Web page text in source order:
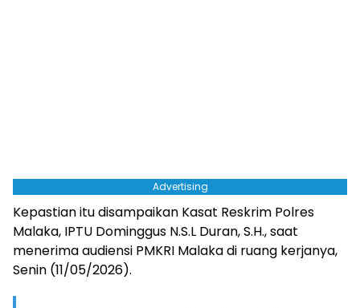
Advertising
Kepastian itu disampaikan Kasat Reskrim Polres
Malaka, IPTU Dominggus N.S.L Duran, S.H., saat
menerima audiensi PMKRI Malaka di ruang kerjanya,
Senin (11/05/2026).